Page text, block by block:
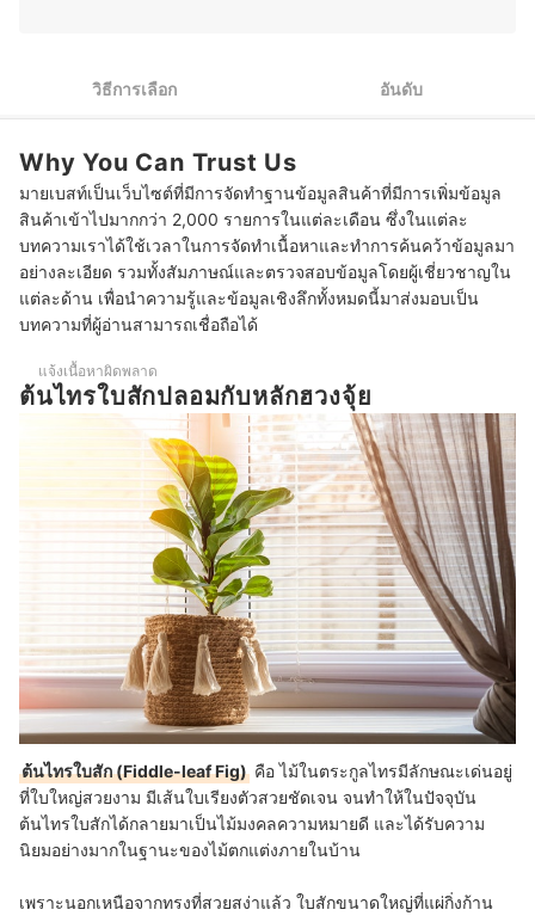
ตกแต่ง
ตกแต่งบ้าน
บทส่งท้าย
วิธีการเลือก อันดับ
Why You Can Trust Us
มายเบสท์เป็นเว็บไซต์ที่มีการจัดทำฐานข้อมูลสินค้าที่มีการเพิ่มข้อมูล
สินค้าเข้าไปมากกว่า 2,000 รายการในแต่ละเดือน ซึ่งในแต่ละ
บทความเราได้ใช้เวลาในการจัดทำเนื้อหาและทำการค้นคว้าข้อมูลมา
อย่างละเอียด รวมทั้งสัมภาษณ์และตรวจสอบข้อมูลโดยผู้เชี่ยวชาญใน
แต่ละด้าน เพื่อนำความรู้และข้อมูลเชิงลึกทั้งหมดนี้มาส่งมอบเป็น
บทความที่ผู้อ่านสามารถเชื่อถือได้
แจ้งเนื้อหาผิดพลาด
ต้นไทรใบสักปลอมกับหลักฮวงจุ้ย
ต้นไทรใบสัก (Fiddle-leaf Fig) คือ ไม้ในตระกูลไทรมีลักษณะเด่นอยู่
ที่ใบใหญ่สวยงาม มีเส้นใบเรียงตัวสวยชัดเจน จนทำให้ในปัจจุบัน
ต้นไทรใบสักได้กลายมาเป็นไม้มงคลความหมายดี และได้รับความ
นิยมอย่างมากในฐานะของไม้ตกแต่งภายในบ้าน
เพราะนอกเหนือจากทรงที่สวยสง่าแล้ว ใบสักขนาดใหญ่ที่แผ่กิ่งก้าน